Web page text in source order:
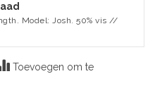
Model: Josh. 50% vis //
Toevoegen om te